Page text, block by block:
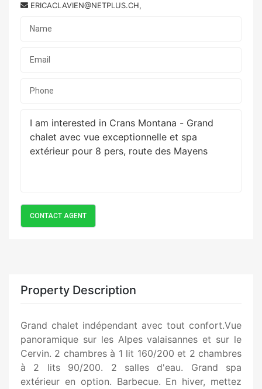
ERICACLAVIEN@NETPLUS.CH,
Property Description
Grand chalet indépendant avec tout confort.Vue
panoramique sur les Alpes valaisannes et sur le
Cervin. 2 chambres à 1 lit 160/200 et 2 chambres
à 2 lits 90/200. 2 salles d'eau. Grand spa
extérieur en option. Barbecue. En hiver, mettez